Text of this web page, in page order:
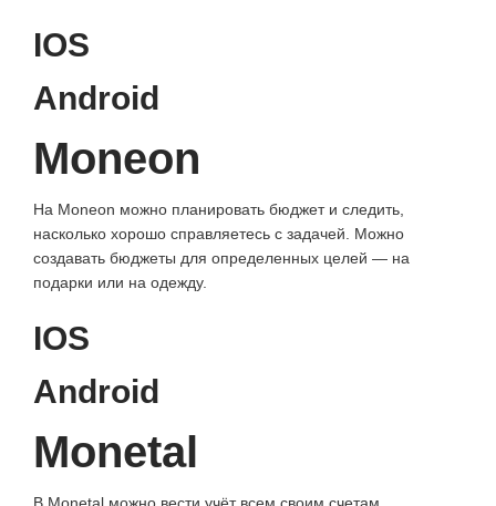
IOS
Android
Moneon
На Moneon можно планировать бюджет и следить,
насколько хорошо справляетесь с задачей. Можно
создавать бюджеты для определенных целей — на
подарки или на одежду.
IOS
Android
Monetal